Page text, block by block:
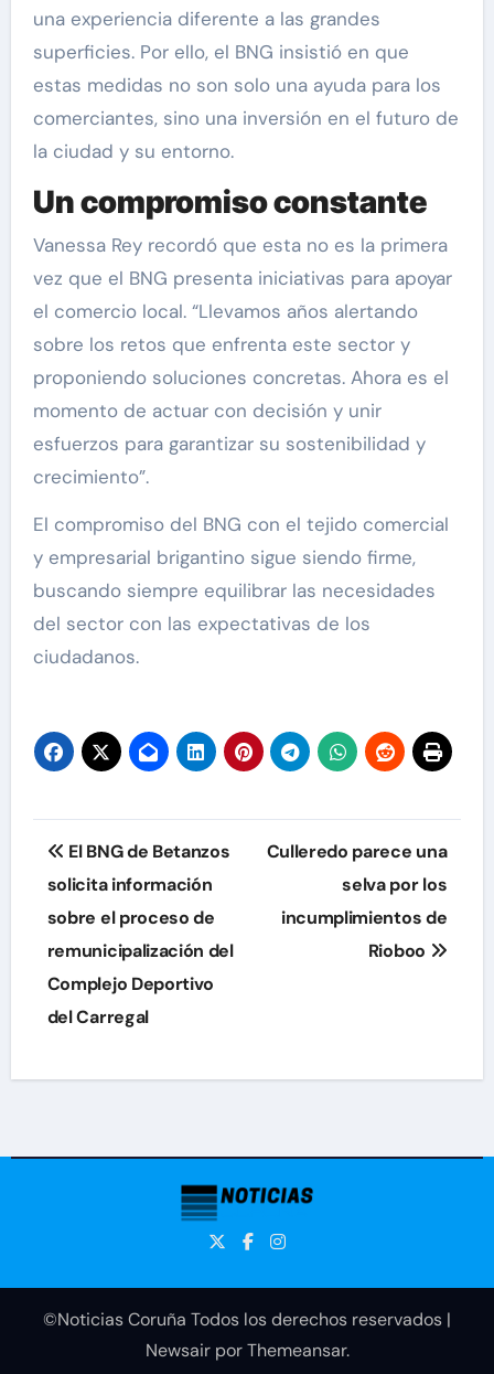
una experiencia diferente a las grandes
superficies. Por ello, el BNG insistió en que
estas medidas no son solo una ayuda para los
comerciantes, sino una inversión en el futuro de
la ciudad y su entorno.
Un compromiso constante
Vanessa Rey recordó que esta no es la primera
vez que el BNG presenta iniciativas para apoyar
el comercio local. “Llevamos años alertando
sobre los retos que enfrenta este sector y
proponiendo soluciones concretas. Ahora es el
momento de actuar con decisión y unir
esfuerzos para garantizar su sostenibilidad y
crecimiento”.
El compromiso del BNG con el tejido comercial
y empresarial brigantino sigue siendo firme,
buscando siempre equilibrar las necesidades
del sector con las expectativas de los
ciudadanos.
Navegación
de
entradas
El BNG de Betanzos
solicita información
sobre el proceso de
remunicipalización del
Complejo Deportivo
del Carregal
Culleredo parece una
selva por los
incumplimientos de
Rioboo
©Noticias Coruña Todos los derechos reservados |
NewsairporThemeansar.